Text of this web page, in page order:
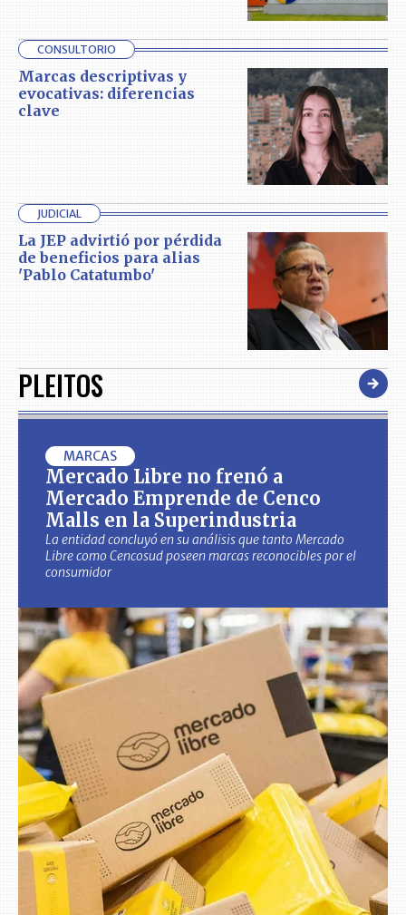
CONSULTORIO
Marcas descriptivas y
evocativas: diferencias
clave
JUDICIAL
La JEP advirtió por pérdida
de beneficios para alias
'Pablo Catatumbo'
PLEITOS
MARCAS
Mercado Libre no frenó a
Mercado Emprende de Cenco
Malls en la Superindustria
La entidad concluyó en su análisis que tanto Mercado
Libre como Cencosud poseen marcas reconocibles por el
consumidor